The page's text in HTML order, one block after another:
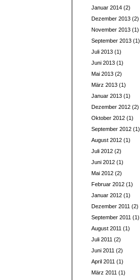
Januar 2014(2)
Dezember 2013(2)
November 2013(1)
September 2013(1)
Juli 2013(1)
Juni 2013(1)
Mai 2013(2)
März 2013(1)
Januar 2013(1)
Dezember 2012(2)
Oktober 2012(1)
September 2012(1)
August 2012(1)
Juli 2012(2)
Juni 2012(1)
Mai 2012(2)
Februar 2012(1)
Januar 2012(1)
Dezember 2011 (2)
September 2011 (1)
August 2011 (1)
Juli 2011 (2)
Juni 2011 (2)
April 2011 (1)
März 2011 (1)